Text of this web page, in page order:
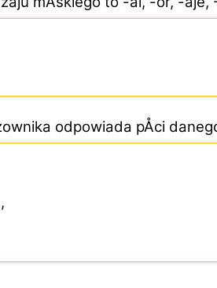
odpowiada pÅci